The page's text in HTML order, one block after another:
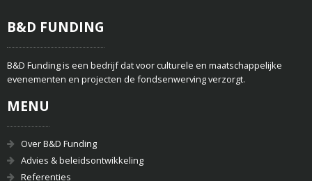
B&D FUNDING
B&D Funding is een bedrijf dat voor culturele en maatschappelijke
evenementen en projecten de fondsenwerving verzorgt.
MENU
Over B&D Funding
Advies & beleidsontwikkeling
Referenties